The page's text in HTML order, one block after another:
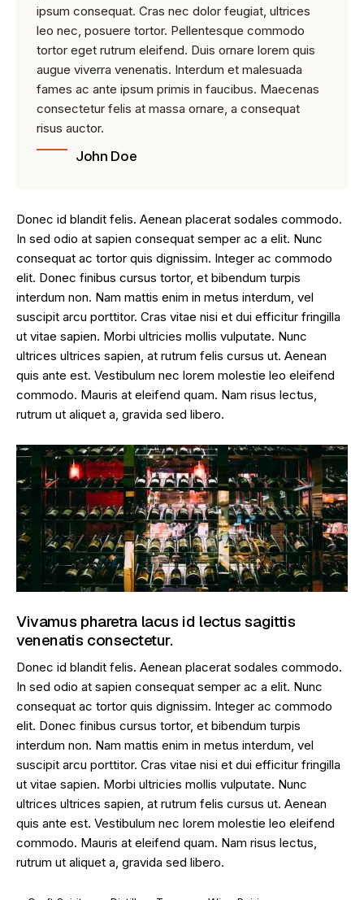
ipsum consequat. Cras nec dolor feugiat, ultrices
leo nec, posuere tortor. Pellentesque commodo
tortor eget rutrum eleifend. Duis ornare lorem quis
augue viverra venenatis. Interdum et malesuada
fames ac ante ipsum primis in faucibus. Maecenas
consectetur felis at massa ornare, a consequat
risus auctor.
John Doe
Donec id blandit felis. Aenean placerat sodales commodo.
In sed odio at sapien consequat semper ac a elit. Nunc
consequat ac tortor quis dignissim. Integer ac commodo
elit. Donec finibus cursus tortor, et bibendum turpis
interdum non. Nam mattis enim in metus interdum, vel
suscipit arcu porttitor. Cras vitae nisi et dui efficitur fringilla
ut vitae sapien. Morbi ultricies mollis vulputate. Nunc
ultrices ultrices sapien, at rutrum felis cursus ut. Aenean
quis ante est. Vestibulum nec lorem molestie leo eleifend
commodo. Mauris at eleifend quam. Nam risus lectus,
rutrum ut aliquet a, gravida sed libero.
Vivamus pharetra lacus id lectus sagittis
venenatis consectetur.
Donec id blandit felis. Aenean placerat sodales commodo.
In sed odio at sapien consequat semper ac a elit. Nunc
consequat ac tortor quis dignissim. Integer ac commodo
elit. Donec finibus cursus tortor, et bibendum turpis
interdum non. Nam mattis enim in metus interdum, vel
suscipit arcu porttitor. Cras vitae nisi et dui efficitur fringilla
ut vitae sapien. Morbi ultricies mollis vulputate. Nunc
ultrices ultrices sapien, at rutrum felis cursus ut. Aenean
quis ante est. Vestibulum nec lorem molestie leo eleifend
commodo. Mauris at eleifend quam. Nam risus lectus,
rutrum ut aliquet a, gravida sed libero.